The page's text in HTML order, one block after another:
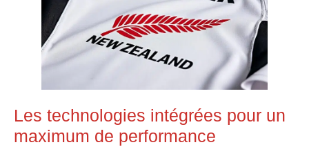
Les technologies intégrées pour un
maximum de performance